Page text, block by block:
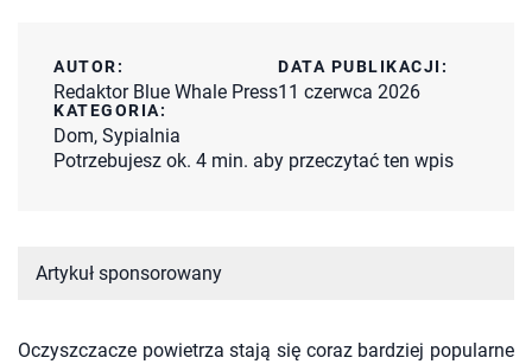
AUTOR:
Redaktor Blue Whale Press
DATA PUBLIKACJI:
11 czerwca 2026
KATEGORIA:
Dom, Sypialnia
Potrzebujesz ok. 4 min. aby przeczytać ten wpis
Artykuł sponsorowany
Oczyszczacze powietrza stają się coraz bardziej popularne